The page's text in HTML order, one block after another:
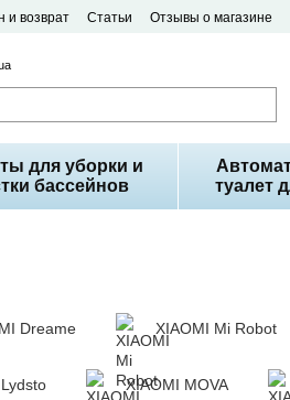
и возврат Статьи Отзывы о магазине
для уборки и
бассейнов
туалет
Dreame XIAOMI Mi Robot
XIAOMI MOVA